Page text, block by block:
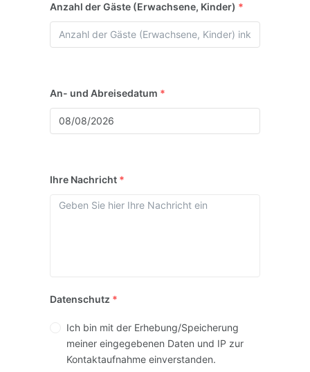
Anzahl der Gäste (Erwachsene, Kinder) *
An- und Abreisedatum *
Ihre Nachricht *
Datenschutz *
Ich bin mit der Erhebung/Speicherung
meiner eingegebenen Daten und IP zur
Kontaktaufnahme einverstanden.